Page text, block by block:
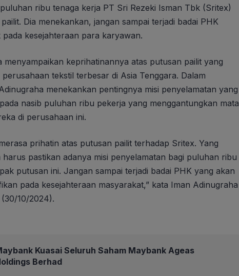
ribu tenaga kerja PT Sri Rezeki Isman Tbk (Sritex)
Dia menekankan, jangan sampai terjadi badai PHK
kesejahteraan para karyawan.
menyampaikan keprihatinannya atas putusan pailit yang
tekstil terbesar di Asia Tenggara. Dalam
menekankan pentingnya misi penyelamatan yang
nasib puluhan ribu pekerja yang menggantungkan mata
di perusahaan ini.
prihatin atas putusan pailit terhadap Sritex. Yang
harus pastikan adanya misi penyelamatan bagi puluhan ribu
putusan ini. Jangan sampai terjadi badai PHK yang akan
pada kesejahteraan masyarakat,” kata Iman Adinugraha
10/2024).
Kuasai Seluruh Saham Maybank Ageas
Berhad